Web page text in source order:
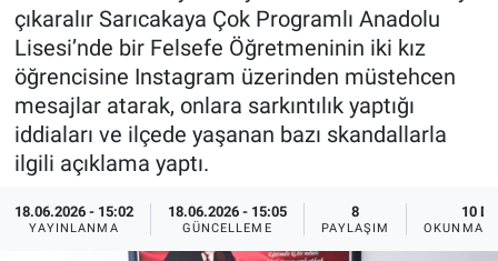
çıkaralır Sarıcakaya Çok Programlı Anadolu
Lisesi’nde bir Felsefe Öğretmeninin iki kız
öğrencisine Instagram üzerinden müstehcen
mesajlar atarak, onlara sarkıntılık yaptığı
iddiaları ve ilçede yaşanan bazı skandallarla
ilgili açıklama yaptı.
18.06.2026 - 15:02
YAYINLANMA
18.06.2026 - 15:05
GÜNCELLEME
8
PAYLAŞIM
10 DK
OKUNMA
SPOR
ASAYİŞ